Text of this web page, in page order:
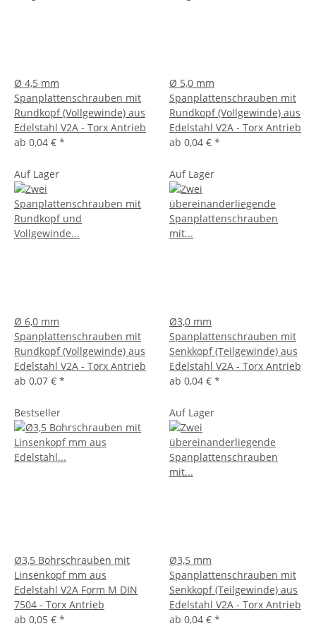
Ø 4,5 mm
Spanplattenschrauben mit
Rundkopf (Vollgewinde) aus
Edelstahl V2A - Torx Antrieb
ab 0,04 € *
Ø 5,0 mm
Spanplattenschrauben mit
Rundkopf (Vollgewinde) aus
Edelstahl V2A - Torx Antrieb
ab 0,04 € *
Auf Lager
Ø 6,0 mm
Spanplattenschrauben mit
Rundkopf (Vollgewinde) aus
Edelstahl V2A - Torx Antrieb
ab 0,07 € *
Auf Lager
Ø3,0 mm
Spanplattenschrauben mit
Senkkopf (Teilgewinde) aus
Edelstahl V2A - Torx Antrieb
ab 0,04 € *
Bestseller
Ø3,5 Bohrschrauben mit
Linsenkopf mm aus
Edelstahl V2A Form M DIN
7504 - Torx Antrieb
ab 0,05 € *
Auf Lager
Ø3,5 mm
Spanplattenschrauben mit
Senkkopf (Teilgewinde) aus
Edelstahl V2A - Torx Antrieb
ab 0,04 € *